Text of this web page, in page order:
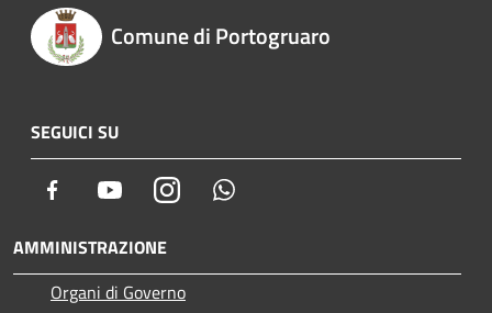
Comune di Portogruaro
SEGUICI SU
Facebook YoutubeInstagram
AMMINISTRAZIONE
Organi di Governo